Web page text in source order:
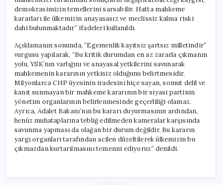
demokrasimizin temellerini sarsabilir. Hatta mahkeme
kararları ile ülkemizin anayasasız ve meclissiz kalma riski
dahi bulunmaktadır” ifadeleri kullanıldı.
Açıklamanın sonunda, “Egemenlik kayıtsız şartsız milletindir”
vurgusu yapılarak, “Bu kritik durumdan en az zararla çıkmanın
yolu, YSK’nın varlığını ve anayasal yetkilerini savunarak
mahkemenin kararının yetkisiz olduğunu belirtmesidir.
Milyonlarca CHP üyesinin iradesini hiçe sayan, somut delil ve
kanıt sunmayan bir mahkeme kararının bir siyasi partinin
yönetim organlarının belirlenmesinde geçerliliği olamaz.
Ayrıca, Adalet Bakanı’nın bu kararı duyurmasının ardından,
henüz muhataplarına tebliğ edilmeden kameralar karşısında
savunma yapması da olağan bir durum değildir. Bu kararın
yargı organları tarafından acilen düzeltilerek ülkemizin bu
çıkmazdan kurtarılmasını temenni ediyoruz” denildi.